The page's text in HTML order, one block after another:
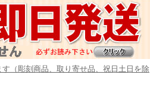
（彫刻商品、取り寄せ品、祝日土日を除